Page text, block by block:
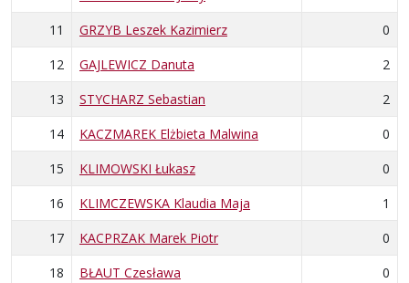
11
GRZYB Leszek Kazimierz
0
12
GAJLEWICZ Danuta
2
13
STYCHARZ Sebastian
2
14
KACZMAREK Elżbieta Malwina
0
15
KLIMOWSKI Łukasz
0
16
KLIMCZEWSKA Klaudia Maja
1
17
KACPRZAK Marek Piotr
0
18
BŁAUT Czesława
0